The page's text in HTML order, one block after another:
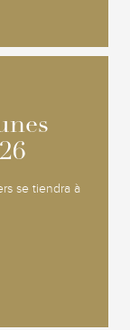
se tiendra à